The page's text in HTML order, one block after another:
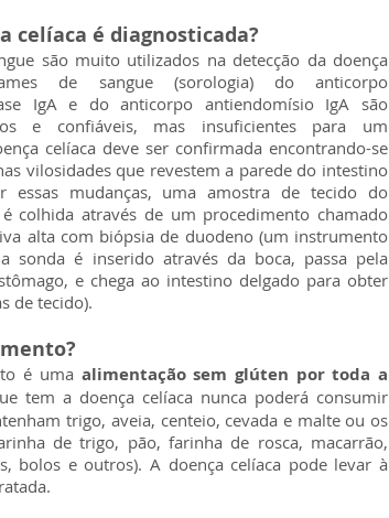
celíaca é diagnosticada?
são muito utilizados na detecção da doença
de sangue (sorologia) do anticorpo
IgA e do anticorpo antiendomísio IgA são
e confiáveis, mas insuficientes para um
celíaca deve ser confirmada encontrando-se
vilosidades que revestem a parede do intestino
essas mudanças, uma amostra de tecido do
colhida através de um procedimento chamado
alta com biópsia de duodeno (um instrumento
sonda é inserido através da boca, passa pela
e chega ao intestino delgado para obter
de tecido).
é uma alimentação sem glúten por toda a
tem a doença celíaca nunca poderá consumir
trigo, aveia, centeio, cevada e malte ou os
de trigo, pão, farinha de rosca, macarrão,
bolos e outros). A doença celíaca pode levar à